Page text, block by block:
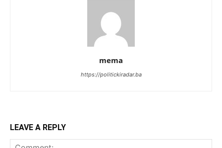
mema
https://politickiradar.ba
LEAVE A REPLY